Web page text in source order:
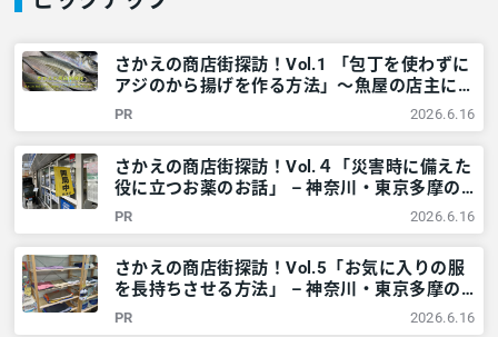
さかえの商店街探訪！Vol.1 「包丁を使わずに
アジのから揚げを作る方法」～魚屋の店主に学
ぶ～ – 神奈川・東京多摩のご近所情報 – レア
リア
PR 2026.6.16
さかえの商店街探訪！Vol.４「災害時に備えた
役に立つお薬のお話」 – 神奈川・東京多摩の
ご近所情報 – レアリア
PR 2026.6.16
さかえの商店街探訪！Vol.5「お気に入りの服
を長持ちさせる方法」 – 神奈川・東京多摩の
ご近所情報 – レアリア
PR 2026.6.16